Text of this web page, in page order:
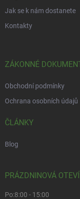
Jak se k nám dostanete
Kontakty
ZÁKONNÉ
Obchodní podmínky
Ochrana osobních údajů
ČLÁNKY
Blog
PRÁZDNINOVÁ
Po:8:00 - 15:00